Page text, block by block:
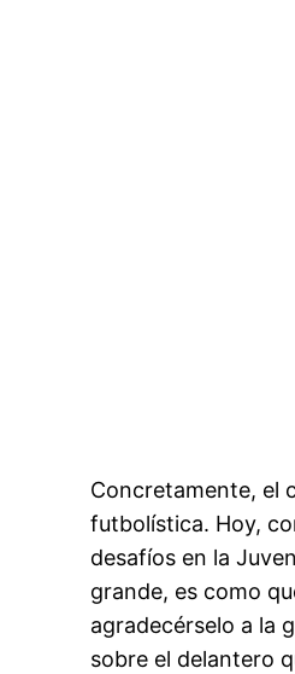
Concretamente, el
futbolística. Hoy,
desafíos en la
grande, es como
agradecérselo a la
sobre el delantero